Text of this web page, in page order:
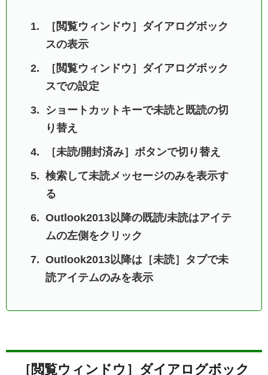
［閲覧ウィンドウ］ダイアログボック
スの表示
［閲覧ウィンドウ］ダイアログボック
スでの設定
ショートカットキーで未読と既読の切
り替え
［未読/開封済み］ボタンで切り替え
検索して未読メッセージのみを表示す
る
Outlook2013以降の既読/未読はアイテ
ムの左側をクリック
Outlook2013以降は［未読］タブで未
読アイテムのみを表示
［閲覧ウィンドウ］ダイアログボック